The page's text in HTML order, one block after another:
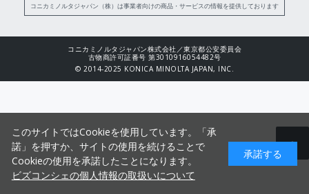
コニカミノルタジャパン（株）は事業者向けの商品・サービスの情報を提供しております
コニカミノルタジャパン株式会社／東京都公安委員会
古物商許可証番号 第3010916054482号
© 2014-2025 KONICA MINOLTA JAPAN, INC.
このサイトではCookieを使用しています。「承
諾」を押すか、サイトの使用を続けることで
Cookieの使用を承諾したことになります。
ビズコンシェの個人情報の取扱いについて
承諾する